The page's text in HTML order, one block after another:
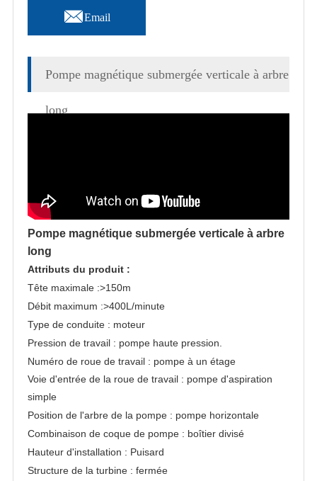
Email
Pompe magnétique submergée verticale à arbre
long
Pompe magnétique submergée verticale à arbre
long
Attributs du produit :
Tête maximale :>150m
Débit maximum :>400L/minute
Type de conduite : moteur
Pression de travail : pompe haute pression.
Numéro de roue de travail : pompe à un étage
Voie d'entrée de la roue de travail : pompe d'aspiration
simple
Position de l'arbre de la pompe : pompe horizontale
Combinaison de coque de pompe : boîtier divisé
Hauteur d'installation : Puisard
Structure de la turbine : fermée